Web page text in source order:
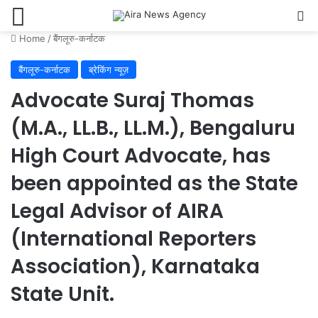
Home /बैंगलूरु-कर्नाटक
बैंगलूरु-कर्नाटक ब्रेकिंग न्यूज़
Advocate Suraj Thomas
(M.A., LL.B., LL.M.), Bengaluru
High Court Advocate, has
been appointed as the State
Legal Advisor of AIRA
(International Reporters
Association), Karnataka
State Unit.